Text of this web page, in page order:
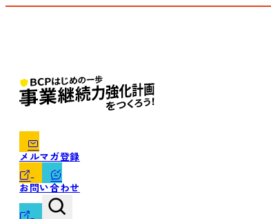
メルマガ登録
お問い合わせ